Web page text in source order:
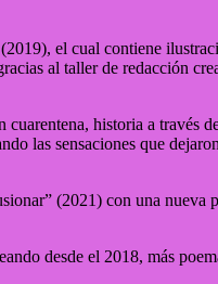
el cual contiene
al taller de redacción
historia a través
las sensaciones que
(2021) con una nueva
desde el 2018, más